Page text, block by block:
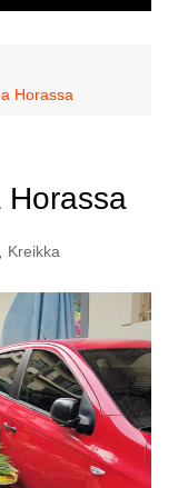
Horassa
Horassa
Kreikka